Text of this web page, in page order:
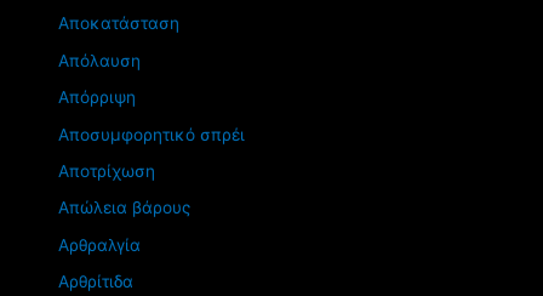
Αποκατάσταση
Απόλαυση
Απόρριψη
Αποσυμφορητικό σπρέι
Αποτρίχωση
Απώλεια βάρους
Αρθραλγία
Αρθρίτιδα